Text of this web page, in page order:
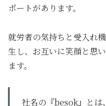
ポートがあります。
就労者の気持ちと受入れ
生し、お互いに笑顔と思
ます。
社名の『besok』とは